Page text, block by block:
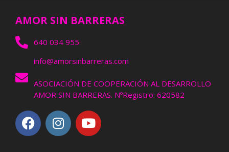
AMOR SIN BARRERAS
640 034 955
info@amorsinbarreras.com
ASOCIACIÓN DE COOPERACIÓN AL DESARROLLO
AMOR SIN BARRERAS. NºRegistro: 620582